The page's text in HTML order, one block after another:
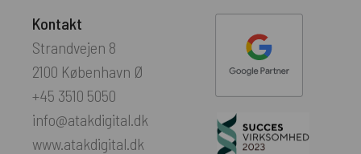
Kontakt
Strandvejen 8
2100 København Ø
+45 3510 5050
info@atakdigital.dk
www.atakdigital.dk